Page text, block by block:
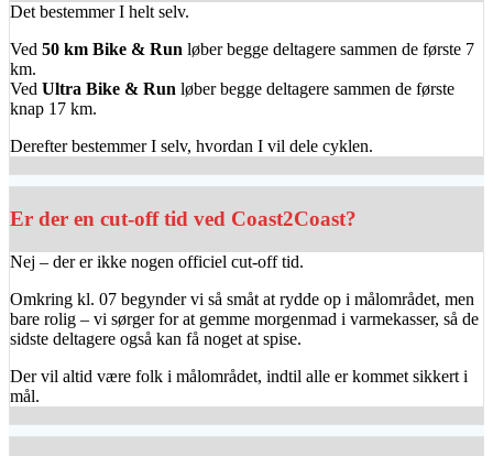
Det bestemmer I helt selv.
Ved 50 km Bike & Run løber begge deltagere sammen de første 7
km.
Ved Ultra Bike & Run løber begge deltagere sammen de første
knap 17 km.
Derefter bestemmer I selv, hvordan I vil dele cyklen.
Er der en cut-off tid ved Coast2Coast?
Nej – der er ikke nogen officiel cut-off tid.
Omkring kl. 07 begynder vi så småt at rydde op i målområdet, men
bare rolig – vi sørger for at gemme morgenmad i varmekasser, så de
sidste deltagere også kan få noget at spise.
Der vil altid være folk i målområdet, indtil alle er kommet sikkert i
mål.